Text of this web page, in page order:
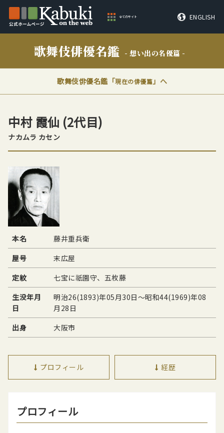
全てのサイト ENGLISH
歌舞伎俳優名鑑 - 想い出の名優篇 -
歌舞伎俳優名鑑「現在の俳優篇」へ
中村 霞仙 (2代目)
ナカムラ カセン
本名
藤井重兵衛
屋号
末広屋
定紋
七宝に祇園守、五枚藤
生没年月
日
明治26(1893)年05月30日〜昭和44(1969)年08
月28日
出身
大阪市
プロフィール 経歴
プロフィール